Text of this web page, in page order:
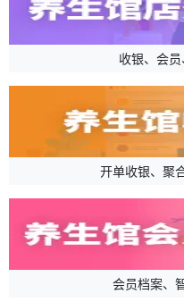
收银、会
开单收银、聚
会员档案、